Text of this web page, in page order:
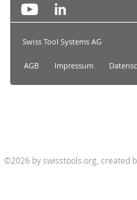
Swiss Tool Systems AG
AGB Impressum
©2026 by swisstools.org, created